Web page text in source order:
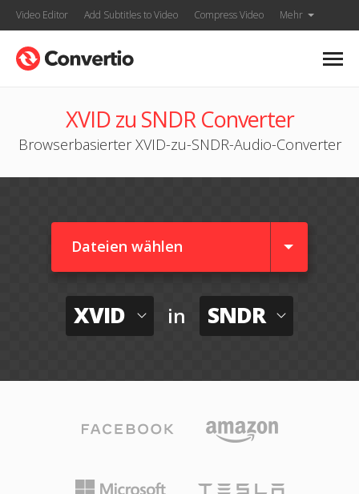
Video Editor Add Subtitles to Video Compress Video Mehr
XVID zu SNDR Converter
Browserbasierter XVID-zu-SNDR-Audio-Converter
Dateien wählen
XVID in SNDR